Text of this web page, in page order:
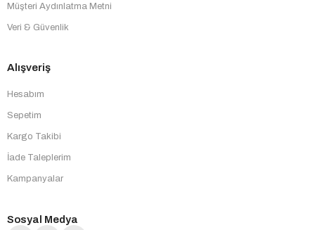
Müşteri Aydınlatma Metni
Veri & Güvenlik
Alışveriş
Hesabım
Sepetim
Kargo Takibi
İade Taleplerim
Kampanyalar
Sosyal Medya